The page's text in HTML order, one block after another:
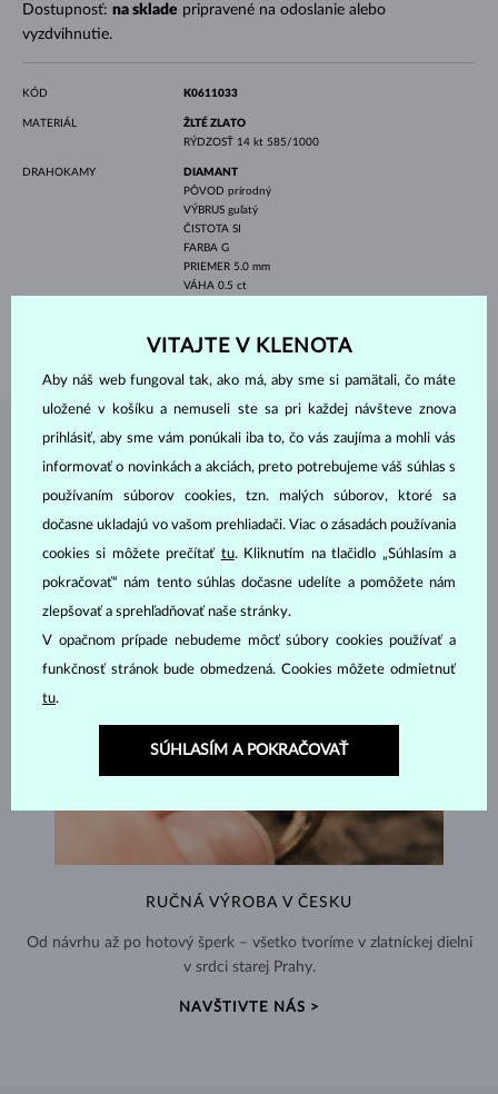
Dostupnosť: na sklade pripravené na odoslanie alebo
vyzdvihnutie.
KÓD K0611033
MATERIÁL
ŽLTÉ ZLATO
RÝDZOSŤ 14 kt 585/1000
DRAHOKAMY
DIAMANT
PÔVOD prírodný
VÝBRUS guľatý
ČISTOTA SI
FARBA G
PRIEMER 5.0 mm
VÁHA 0.5 ct
2.00 g
ŠPERKY ZATELIÉRU KLENOTA
RUČNÁ VÝROBA V ČESKU
Od návrhu až po hotový šperk – všetko tvoríme v zlatníckej dielni
v srdci starej Prahy.
NAVŠTIVTE NÁS >
VITAJTE V KLENOTA
Aby náš web fungoval tak, ako má, aby sme si pamätali, čo máte
uložené v košíku a nemuseli ste sa pri každej návšteve znova
prihlásiť, aby sme vám ponúkali iba to, čo vás zaujíma a mohli vás
informovať o novinkách a akciách, preto potrebujeme váš súhlas s
používaním súborov cookies, tzn. malých súborov, ktoré sa
dočasne ukladajú vo vašom prehliadači. Viac o zásadách používania
cookies si môžete prečítať tu. Kliknutím na tlačidlo „Súhlasím a
pokračovať“ nám tento súhlas dočasne udelíte a pomôžete nám
zlepšovať a sprehľadňovať naše stránky.
V opačnom prípade nebudeme môcť súbory cookies používať a
funkčnosť stránok bude obmedzená. Cookies môžete odmietnuť
tu.
SÚHLASÍM A POKRAČOVAŤ